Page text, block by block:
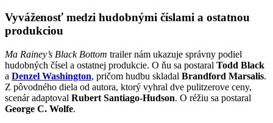
Vyváženosť medzi hudobnými číslami a ostatnou
produkciou
Ma Rainey’s Black Bottom trailer nám ukazuje správny podiel
hudobných čísel a ostatnej produkcie. O ňu sa postaral Todd Black
a Denzel Washington, pričom hudbu skladal Brandford Marsalis.
Z pôvodného diela od autora, ktorý vyhral dve pulitzerove ceny,
scenár adaptoval Rubert Santiago-Hudson. O réžiu sa postaral
George C. Wolfe.